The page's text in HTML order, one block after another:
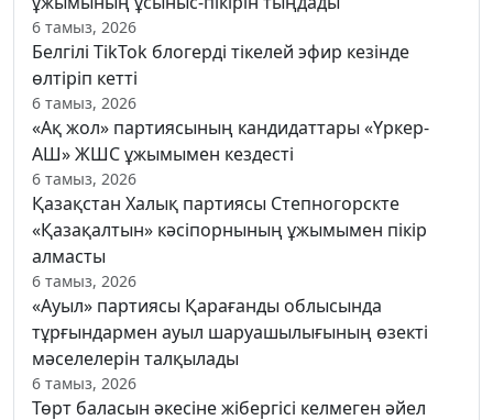
6 тамыз, 2026
Белгілі TikTok блогерді тікелей эфир кезінде
өлтіріп кетті
6 тамыз, 2026
«Ақ жол» партиясының кандидаттары «Үркер-
АШ» ЖШС ұжымымен кездесті
6 тамыз, 2026
Қазақстан Халық партиясы Степногорскте
«Қазақалтын» кәсіпорнының ұжымымен пікір
алмасты
6 тамыз, 2026
«Ауыл» партиясы Қарағанды облысында
тұрғындармен ауыл шаруашылығының өзекті
мәселелерін талқылады
6 тамыз, 2026
Төрт баласын әкесіне жібергісі келмеген әйел